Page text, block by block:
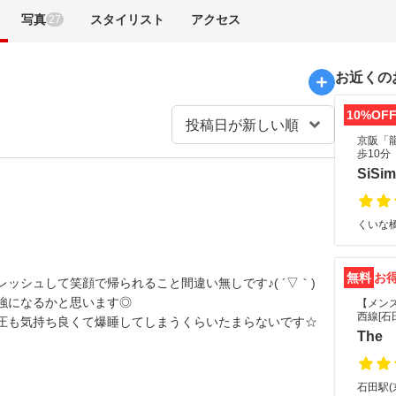
写真 27 スタイリスト アクセス
ッシュして笑顔で帰られること間違い無しです♪( ´▽｀)
になるかと思います◎
も気持ち良くて爆睡してしまうくらいたまらないです☆
お近くの
10%OFF
京阪「
歩10分
くいな
無料 お
【メ
西線[石
The
石田駅(